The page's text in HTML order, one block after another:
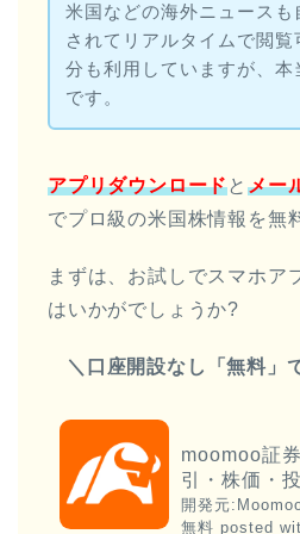
米国などの海外ニュースも
されてリアルタイムで閲覧
分も利用していますが、本
です。
アプリダウンロードとメー
でプロ級の米国株情報を無
まずは、お試しでスマホア
はいかがでしょうか?
＼口座開設なし「無料」
moomoo証
引・株価・
開発元:
無料 posted